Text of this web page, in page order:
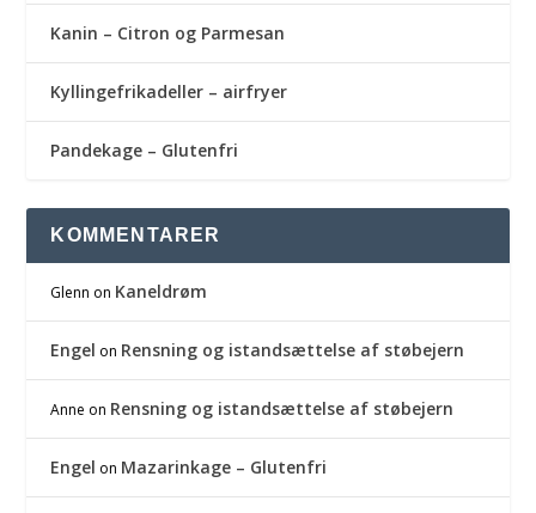
Kanin – Citron og Parmesan
Kyllingefrikadeller – airfryer
Pandekage – Glutenfri
KOMMENTARER
Glenn on Kaneldrøm
Engel on Rensning og istandsættelse af støbejern
Anne on Rensning og istandsættelse af støbejern
Engel on Mazarinkage – Glutenfri